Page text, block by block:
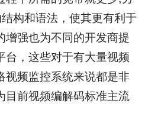
构和语法，使其更有利于
增强也为不同的开发商提
台，这些对于有大量视频
视频监控系统来说都是非
目前视频编解码标准主流